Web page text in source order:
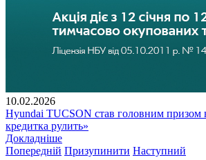
10.02.2026
Hyundai TUCSON став головним призом
кредитка рулить»
Докладніше
Попередній Призупинити Наступний